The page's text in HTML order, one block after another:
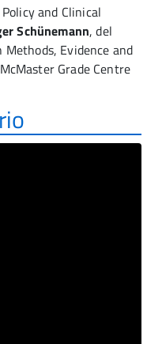
and Clinical
Schünemann, del
Evidence and
Grade Centre